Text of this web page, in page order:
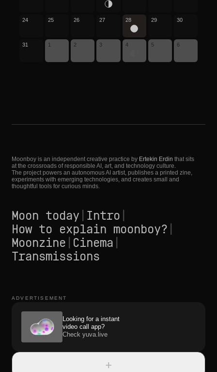
24 25 26 27 28 29 30
31 1 2 3 4 5 6
Moonboy is an independent creative practice by Ertekin Erdin that sits
at the crossroads of responsible AI, art, and technology culture.
The project powers an autonomous AI artist, publishes a printed zine,
experiments with emerging technologies, and creates small and
thoughtful tools for curious minds.
Moon today Intro
How to explain moonboy?
Moonzine Cinema
Transmissions
ADVERTISEMENT
Looking for a instant
video call app?
Check yuva.live
+